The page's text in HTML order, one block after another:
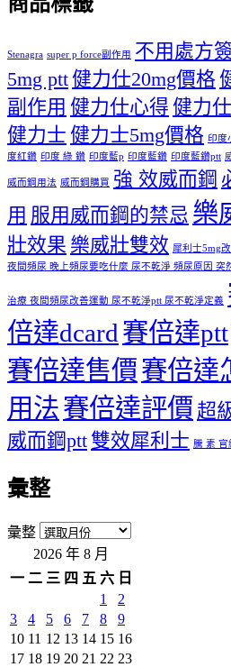
Stenagra super p force副作用 不用處方
5mg ptt健力仕20mg價格
副作用 健力仕心得 健力
健力士 健力士5mg價格 印度
度紅鑽 印度 綠 鑽 印度藍p 印度藍鑽 印度藍鑽ptt
威而鋼用法 威而鋼購買 強 效威而鋼
用 服用威而鋼的禁忌 樂
壯效果 樂威壯雙效 犀利士5mg
夜間頻尿 晚上頻尿要吃什麼 尿不乾淨 頻尿原因 突
治療 夜間頻尿改善運動 尿不乾淨ptt 尿不乾淨定義
倍達dcard 賽倍達ptt
賽倍達售價 賽倍達
用法賽倍達評價 超
威而鋼ptt 雙效犀利士 騰 素 官
彙整
彙整
2026 年 8 月
一 二 三 四 五 六 日
1
2
3
4 5 6 7 8
9
10 11 12 13 14 15 16
17 18 19 20 21 22 23